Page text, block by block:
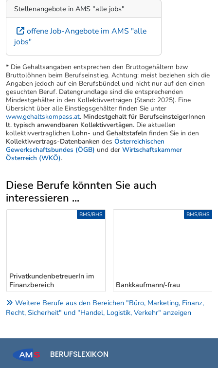
Stellenangebote in AMS "alle jobs"
offene Job-Angebote im AMS "alle
jobs"
* Die Gehaltsangaben entsprechen den Bruttogehältern bzw
Bruttolöhnen beim Berufseinstieg. Achtung: meist beziehen sich die
Angaben jedoch auf ein Berufsbündel und nicht nur auf den einen
gesuchten Beruf. Datengrundlage sind die entsprechenden
Mindestgehälter in den Kollektivverträgen (Stand: 2025). Eine
Übersicht über alle Einstiegsgehälter finden Sie unter
www.gehaltskompass.at. Mindestgehalt für BerufseinsteigerInnen
lt. typisch anwendbaren Kollektivvertägen. Die aktuellen
kollektivvertraglichen Lohn- und Gehaltstafeln finden Sie in den
Kollektivvertrags-Datenbanken des Österreichischen
Gewerkschaftsbundes (ÖGB) und der Wirtschaftskammer
Österreich (WKÖ).
Diese Berufe könnten Sie auch
interessieren ...
Uber weitere Berufsvorschläge
PrivatkundenbetreuerIn im
Finanzbereich
BMS/BHS
Bankkaufmann/-frau
BMS/BHS
Weitere Berufe aus den Bereichen "Büro, Marketing, Finanz,
Recht, Sicherheit" und "Handel, Logistik, Verkehr" anzeigen
BERUFSLEXIKON